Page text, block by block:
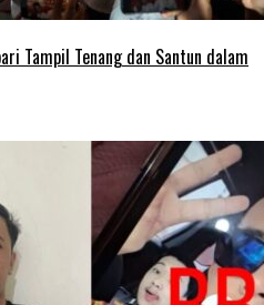
Tampil Tenang dan Santun dalam